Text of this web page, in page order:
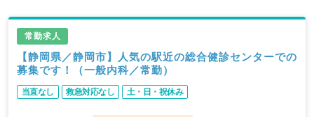
常勤求人
【静岡県／静岡市】人気の駅近の総合健診センターでの
募集です！（一般内科／常勤）
当直なし 救急対応なし 土・日・祝休み